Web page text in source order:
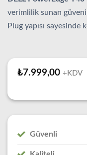
verimlilik sunan
Plug yapısı sayesinde
₺7.999,00 +KDV
Güvenli